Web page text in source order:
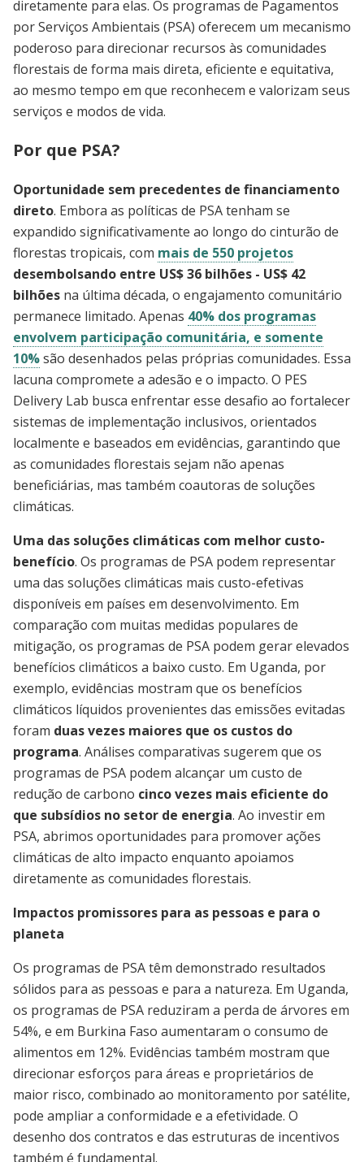
diretamente para elas. Os programas de Pagamentos
por Serviços Ambientais (PSA) oferecem um mecanismo
poderoso para direcionar recursos às comunidades
florestais de forma mais direta, eficiente e equitativa,
ao mesmo tempo em que reconhecem e valorizam seus
serviços e modos de vida.
Por que PSA?
Oportunidade sem precedentes de financiamento
direto. Embora as políticas de PSA tenham se
expandido significativamente ao longo do cinturão de
florestas tropicais, com mais de 550 projetos
desembolsando entre US$ 36 bilhões - US$ 42
bilhões na última década, o engajamento comunitário
permanece limitado. Apenas 40% dos programas
envolvem participação comunitária, e somente
10%são desenhados pelas próprias comunidades. Essa
lacuna compromete a adesão e o impacto. O PES
Delivery Lab busca enfrentar esse desafio ao fortalecer
sistemas de implementação inclusivos, orientados
localmente e baseados em evidências, garantindo que
as comunidades florestais sejam não apenas
beneficiárias, mas também coautoras de soluções
climáticas.
Uma das soluções climáticas com melhor custo-
benefício. Os programas de PSA podem representar
uma das soluções climáticas mais custo-efetivas
disponíveis em países em desenvolvimento. Em
comparação com muitas medidas populares de
mitigação, os programas de PSA podem gerar elevados
benefícios climáticos a baixo custo. Em Uganda, por
exemplo, evidências mostram que os benefícios
climáticos líquidos provenientes das emissões evitadas
foram duas vezes maiores que os custos do
programa. Análises comparativas sugerem que os
programas de PSA podem alcançar um custo de
redução de carbono cinco vezes mais eficiente do
que subsídios no setor de energia. Ao investir em
PSA, abrimos oportunidades para promover ações
climáticas de alto impacto enquanto apoiamos
diretamente as comunidades florestais.
Impactos promissores para as pessoas e para o
planeta
Os programas de PSA têm demonstrado resultados
sólidos para as pessoas e para a natureza. Em Uganda,
os programas de PSA reduziram a perda de árvores em
54%, e em Burkina Faso aumentaram o consumo de
alimentos em 12%. Evidências também mostram que
direcionar esforços para áreas e proprietários de
maior risco, combinado ao monitoramento por satélite,
pode ampliar a conformidade e a efetividade. O
desenho dos contratos e das estruturas de incentivos
também é fundamental.